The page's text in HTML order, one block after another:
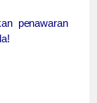
penawaran